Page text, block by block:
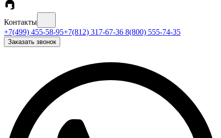
Контакты
+7(499) 455-58-95+7(812) 317-67-36 8(800) 555-74-35
Заказать звонок